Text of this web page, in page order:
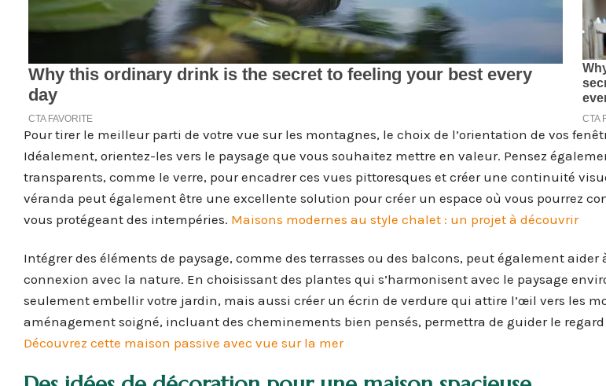
Pour tirer le meilleur parti de votre vue sur les montagnes, le choix de l’orientation de vos
Idéalement, orientez-les vers le paysage que vous souhaitez mettre en valeur. Pensez
transparents, comme le verre, pour encadrer ces vues pittoresques et créer une continuité
véranda peut également être une excellente solution pour créer un espace où vous pourrez
vous protégeant des intempéries. Maisons modernes au style chalet : un projet à découvrir
Intégrer des éléments de paysage, comme des terrasses ou des balcons, peut également
connexion avec la nature. En choisissant des plantes qui s’harmonisent avec le paysage
seulement embellir votre jardin, mais aussi créer un écrin de verdure qui attire l’œil vers les
aménagement soigné, incluant des cheminements bien pensés, permettra de guider le
Découvrez cette maison passive avec vue sur la mer